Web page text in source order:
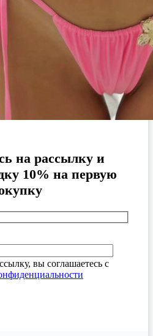
на рассылку и
10% на первую
вы соглашаетесь с